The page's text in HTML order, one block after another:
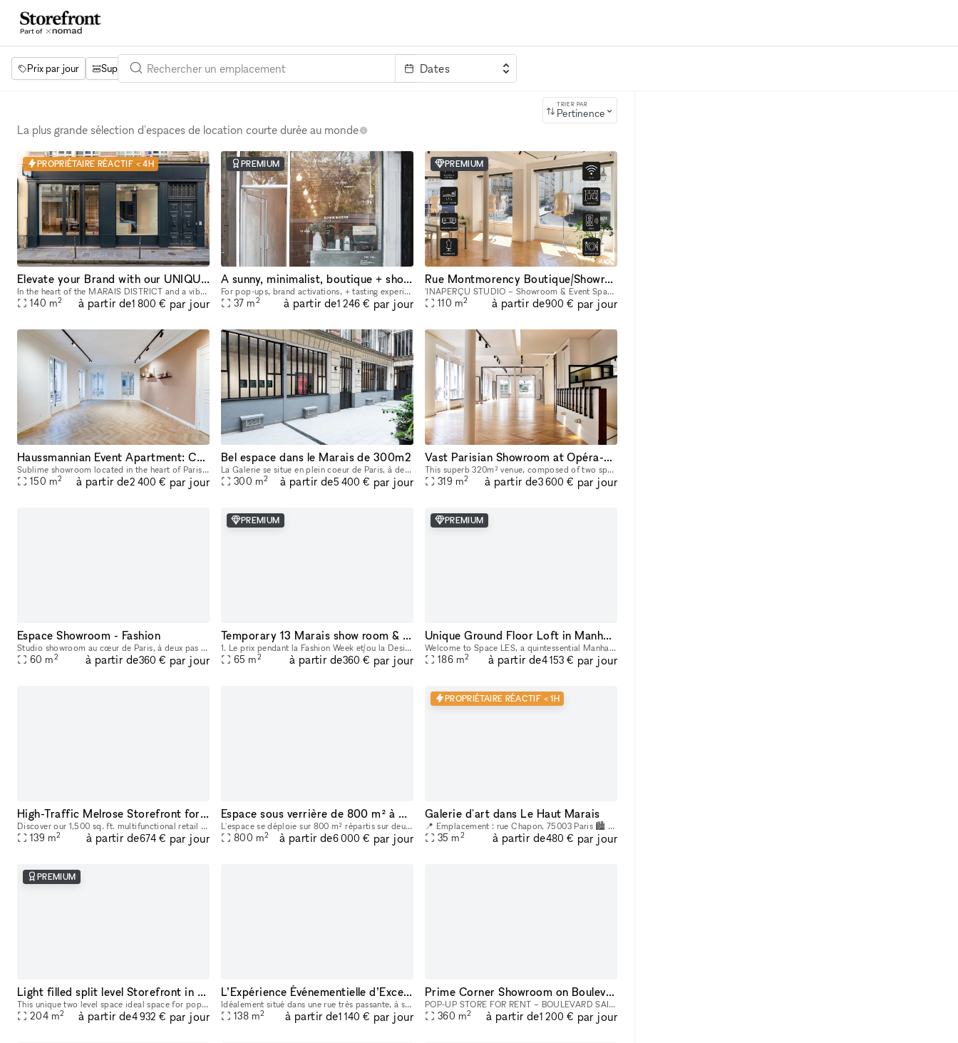
Dates
Prix par jour Superficie Projets Équipements
TRIER PAR
Pertinence
La plus grande sélection d'espaces de location courte durée au monde
PROPRIÉTAIRE RÉACTIF < 4H
Elevate your Brand with our UNIQUE POP UP SPACE in PARIS Marais
In the heart of the MARAIS DISTRICT and a vibrant neighborhood, our space provides you with an outstanding FRONTAGE, VOLUME and ARCHITECTURE. The location is very interesting as it is on a real sho
140 m2 à partir de1 800 € par jour
PREMIUM
A sunny, minimalist, boutique + showroom in the heart of the Lower East Side, Manhattan
For pop-ups, brand activations, + tasting experiences. If you're a brand that is looking to showcase your products, we have the perfect place for you. Our sustainably designed 'pop up space' is ide
37 m2 à partir de1 246 € par jour
PREMIUM
Rue Montmorency Boutique/Showroom
'INAPERÇU STUDIO – Showroom & Event Space in the Heart of Le Marais Located in the heart of Le Marais, one of Paris's most vibrant and sought-after neighborhoods, L'INAPERÇU STUDIO is a versatile ve
110 m2 à partir de900 € par jour
Haussmannian Event Apartment: Corporate Seminars, Conferences, Showrooms...
Sublime showroom located in the heart of Paris, near the Montorgueil and Marais districts. Imbued with typical Parisian charm, the showroom offers an incomparable showcase. You can rent it to highlig
150 m2 à partir de2 400 € par jour
Bel espace dans le Marais de 300m2
La Galerie se situe en plein coeur de Paris, à deux pas du Centre Pompidou et de la rue des Archives. Cet espace de 300m2 a été entièrement rénové en 2022 afin d’acceuillir un nouvel espace d’exposit
300 m2 à partir de5 400 € par jour
Vast Parisian Showroom at Opéra-Bourse
This superb 320m² venue, composed of two spaces—a 220m² area on the first floor and a 100m² room on the ground floor—is available for short-term rental to host your Showrooms, Pop-Up Stores, Temporar
319 m2 à partir de3 600 € par jour
Espace Showroom - Fashion
Studio showroom au cœur de Paris, à deux pas du Marais, situé au 17 rue de Nice. Cet espace au charme typiquement parisien est idéal pour les showrooms, présentations de collections, pop-ups et événe
60 m2 à partir de360 € par jour
PREMIUM
Temporary 13 Marais show room & pop up
1. Le prix pendant la Fashion Week et/ou la Design Week est de 1875 € par jour et 11 250 € par semaine. Profitez de notre espace polyvalent idéal pour les showrooms de mode, les produits de luxe, les
65 m2 à partir de360 € par jour
PREMIUM
Unique Ground Floor Loft in Manhattan
Welcome to Space LES, a quintessential Manhattan ground floor loft in the trendy Lower East Side! It features 2,000 sq. ft. of usable space with a comfortable capacity of 125 people, 11 ft ceiling, a
186 m2 à partir de4 153 € par jour
High-Traffic Melrose Storefront for Pop-Ups & Brand Activations
Discover our 1,500 sq. ft. multifunctional retail and activation space located on iconic Melrose and Fairfax, a well-known celebrity and cultural hotspot in Los Angeles. Surrounded by luxury brands
139 m2 à partir de674 € par jour
Espace sous verrière de 800 m² à Bastille
L'espace se déploie sur 800 m² répartis sur deux niveaux dont un espace central sous une verrière de 465 m² avec un patio extérieur de 30 m². Vous trouverez en pièce jointe une présentation détaillée
800 m2 à partir de6 000 € par jour
PROPRIÉTAIRE RÉACTIF < 1H
Galerie d'art dans Le Haut Marais
📍 Emplacement : rue Chapon, 75003 Paris 🏙 Emplacement stratégique : Situé dans le cœur du Marais, à proximité de nombreux lieux culturels et artistiques. Un espace créatif indépendant, situé au cœur
35 m2 à partir de480 € par jour
PREMIUM
Light filled split level Storefront in the heart of Manhattan (with high ceilings and multiple rooms)
This unique two level space ideal space for pop-ups, dining experiences, galleries, panel conversations, fashion presentations, showrooms and more. With a total ceiling height of 26' the two story s
204 m2 à partir de4 932 € par jour
L’Expérience Événementielle d’Exception au Cœur de Bastille
Idéalement situé dans une rue très passante, à seulement une minute du métro, cet espace offre un emplacement stratégique au cœur d’un quartier dynamique et recherché. La boutique de 90 m² bénéficie
138 m2 à partir de1 140 € par jour
Prime Corner Showroom on Boulevard Saint-Michel
POP-UP STORE FOR RENT – BOULEVARD SAINT-MICHEL, PARIS 5TH Position your brand in the heart of one of the busiest and most iconic locations on Paris’s Left Bank. This retail space enjoys a prime loc
360 m2 à partir de1 200 € par jour